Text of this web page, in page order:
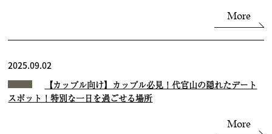
More
2025.09.02
【カップル向け】カップル必見！代官山の隠れたデート
スポット！特別な一日を過ごせる場所
More